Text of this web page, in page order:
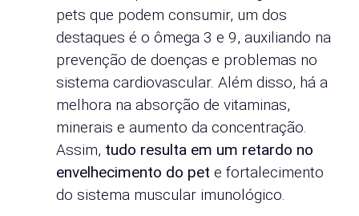
pets que podem consumir, um dos
destaques é o ômega 3 e 9, auxiliando na
prevenção de doenças e problemas no
sistema cardiovascular. Além disso, há a
melhora na absorção de vitaminas,
minerais e aumento da concentração.
Assim, tudo resulta em um retardo no
envelhecimento do pet e fortalecimento
do sistema muscular imunológico.